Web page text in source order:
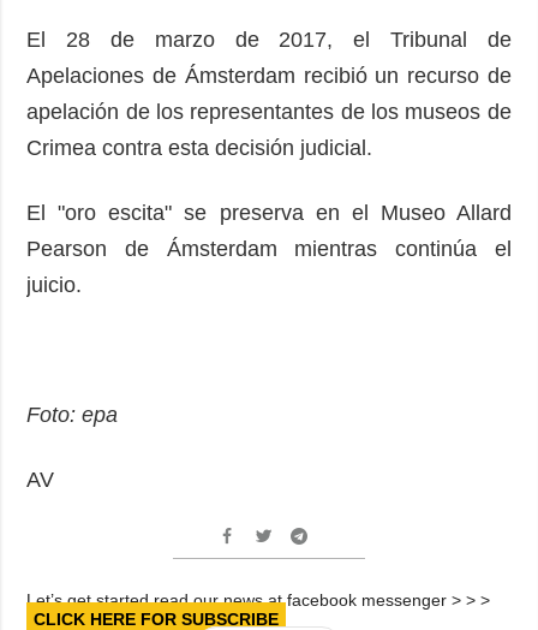
El 28 de marzo de 2017, el Tribunal de
Apelaciones de Ámsterdam recibió un recurso de
apelación de los representantes de los museos de
Crimea contra esta decisión judicial.
El "oro escita" se preserva en el Museo Allard
Pearson de Ámsterdam mientras continúa el
juicio.
Foto: epa
AV
Let’s get started read our news at facebook messenger > > >
CLICK HERE FOR SUBSCRIBE